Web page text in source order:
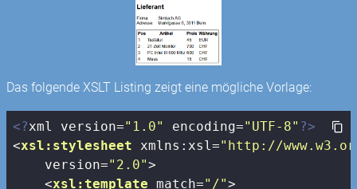
Das folgende XSLT Listing zeigt eine mögliche Vorlage:
<?xml version="1.0" encoding="UTF-8" ?>
<xsl:stylesheet xmlns:xsl="http://
version="2.0">
<xsl:template match="/">